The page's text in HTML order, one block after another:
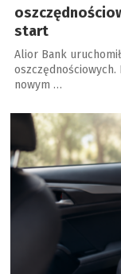
start
Alior Bank
nowym …
a